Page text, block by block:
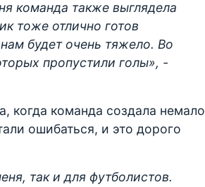
команда также выглядела
тоже отлично готов
будет очень тяжело. Во
пропустили голы», -
когда команда создала немало
ошибаться, и это дорого
так и для футболистов.